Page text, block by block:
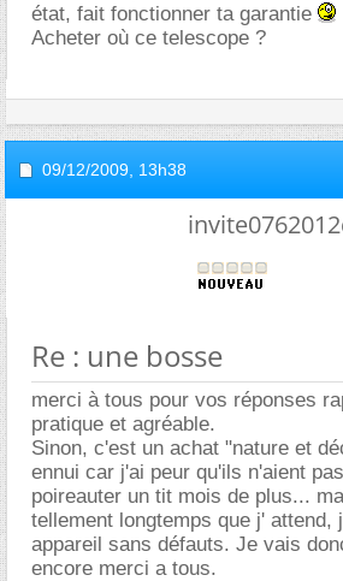
état, fait fonctionner ta garantie
Acheter où ce telescope ?
09/12/2009, 13h38
Re : une bosse
merci à tous pour vos réponses
pratique et agréable.
Sinon, c'est un achat "nature et
ennui car j'ai peur qu'ils n'aient
poireauter un tit mois de plus...
tellement longtemps que j' attend,
appareil sans défauts. Je vais
encore merci a tous.